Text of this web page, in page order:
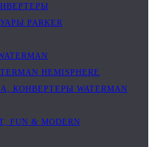
PARKER
HEMISPHERE
КОНВЕРТЕРЫ WATERMAN
FUN & MODERN